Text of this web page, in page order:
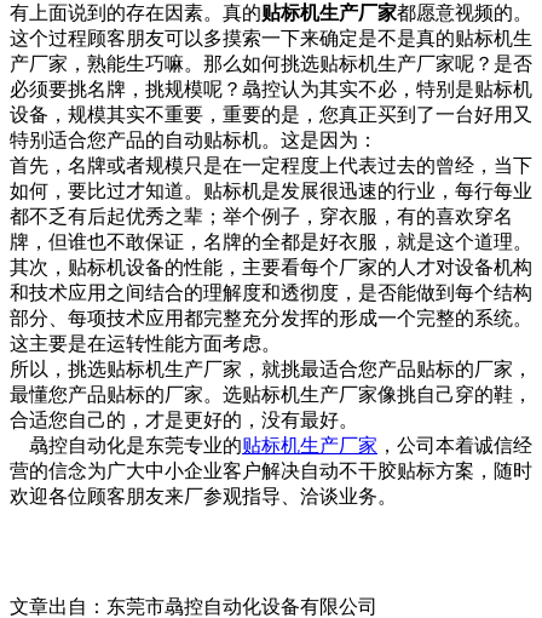
有上面说到的存在因素。真的贴标机生产厂家都愿意视频的。
这个过程顾客朋友可以多摸索一下来确定是不是真的贴标机生
产厂家，熟能生巧嘛。那么如何挑选贴标机生产厂家呢？是否
必须要挑名牌，挑规模呢？骉控认为其实不必，特别是贴标机
设备，规模其实不重要，重要的是，您真正买到了一台好用又
特别适合您产品的自动贴标机。这是因为：
首先，名牌或者规模只是在一定程度上代表过去的曾经，当下
如何，要比过才知道。贴标机是发展很迅速的行业，每行每业
都不乏有后起优秀之辈；举个例子，穿衣服，有的喜欢穿名
牌，但谁也不敢保证，名牌的全都是好衣服，就是这个道理。
其次，贴标机设备的性能，主要看每个厂家的人才对设备机构
和技术应用之间结合的理解度和透彻度，是否能做到每个结构
部分、每项技术应用都完整充分发挥的形成一个完整的系统。
这主要是在运转性能方面考虑。
所以，挑选贴标机生产厂家，就挑最适合您产品贴标的厂家，
最懂您产品贴标的厂家。选贴标机生产厂家像挑自己穿的鞋，
合适您自己的，才是更好的，没有最好。
骉控自动化是东莞专业的贴标机生产厂家 ，公司本着诚信经
营的信念为广大中小企业客户解决自动不干胶贴标方案，随时
欢迎各位顾客朋友来厂参观指导、洽谈业务。
文章出自：东莞市骉控自动化设备有限公司